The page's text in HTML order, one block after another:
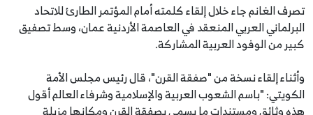
تصرف الغانم جاء خلال إلقاء كلمته أمام المؤتمر الطارئ للاتحاد
البرلماني العربي المنعقد في العاصمة الأردنية عمان، وسط تصفيق
كبير من الوفود العربية المشاركة.
وأثناء إلقاء نسخة من "صفقة القرن"، قال رئيس مجلس الأمة
الكويتي: "باسم الشعوب العربية والإسلامية وشرفاء العالم أقول
هذه وثائق ومستندات ما يسمى بصفقة القرن ومكانها مزبلة